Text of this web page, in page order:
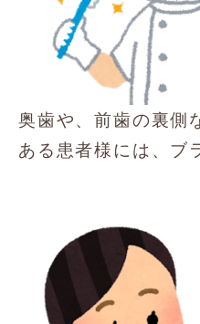
奥歯や、前歯の裏側
ある患者様には、ブ